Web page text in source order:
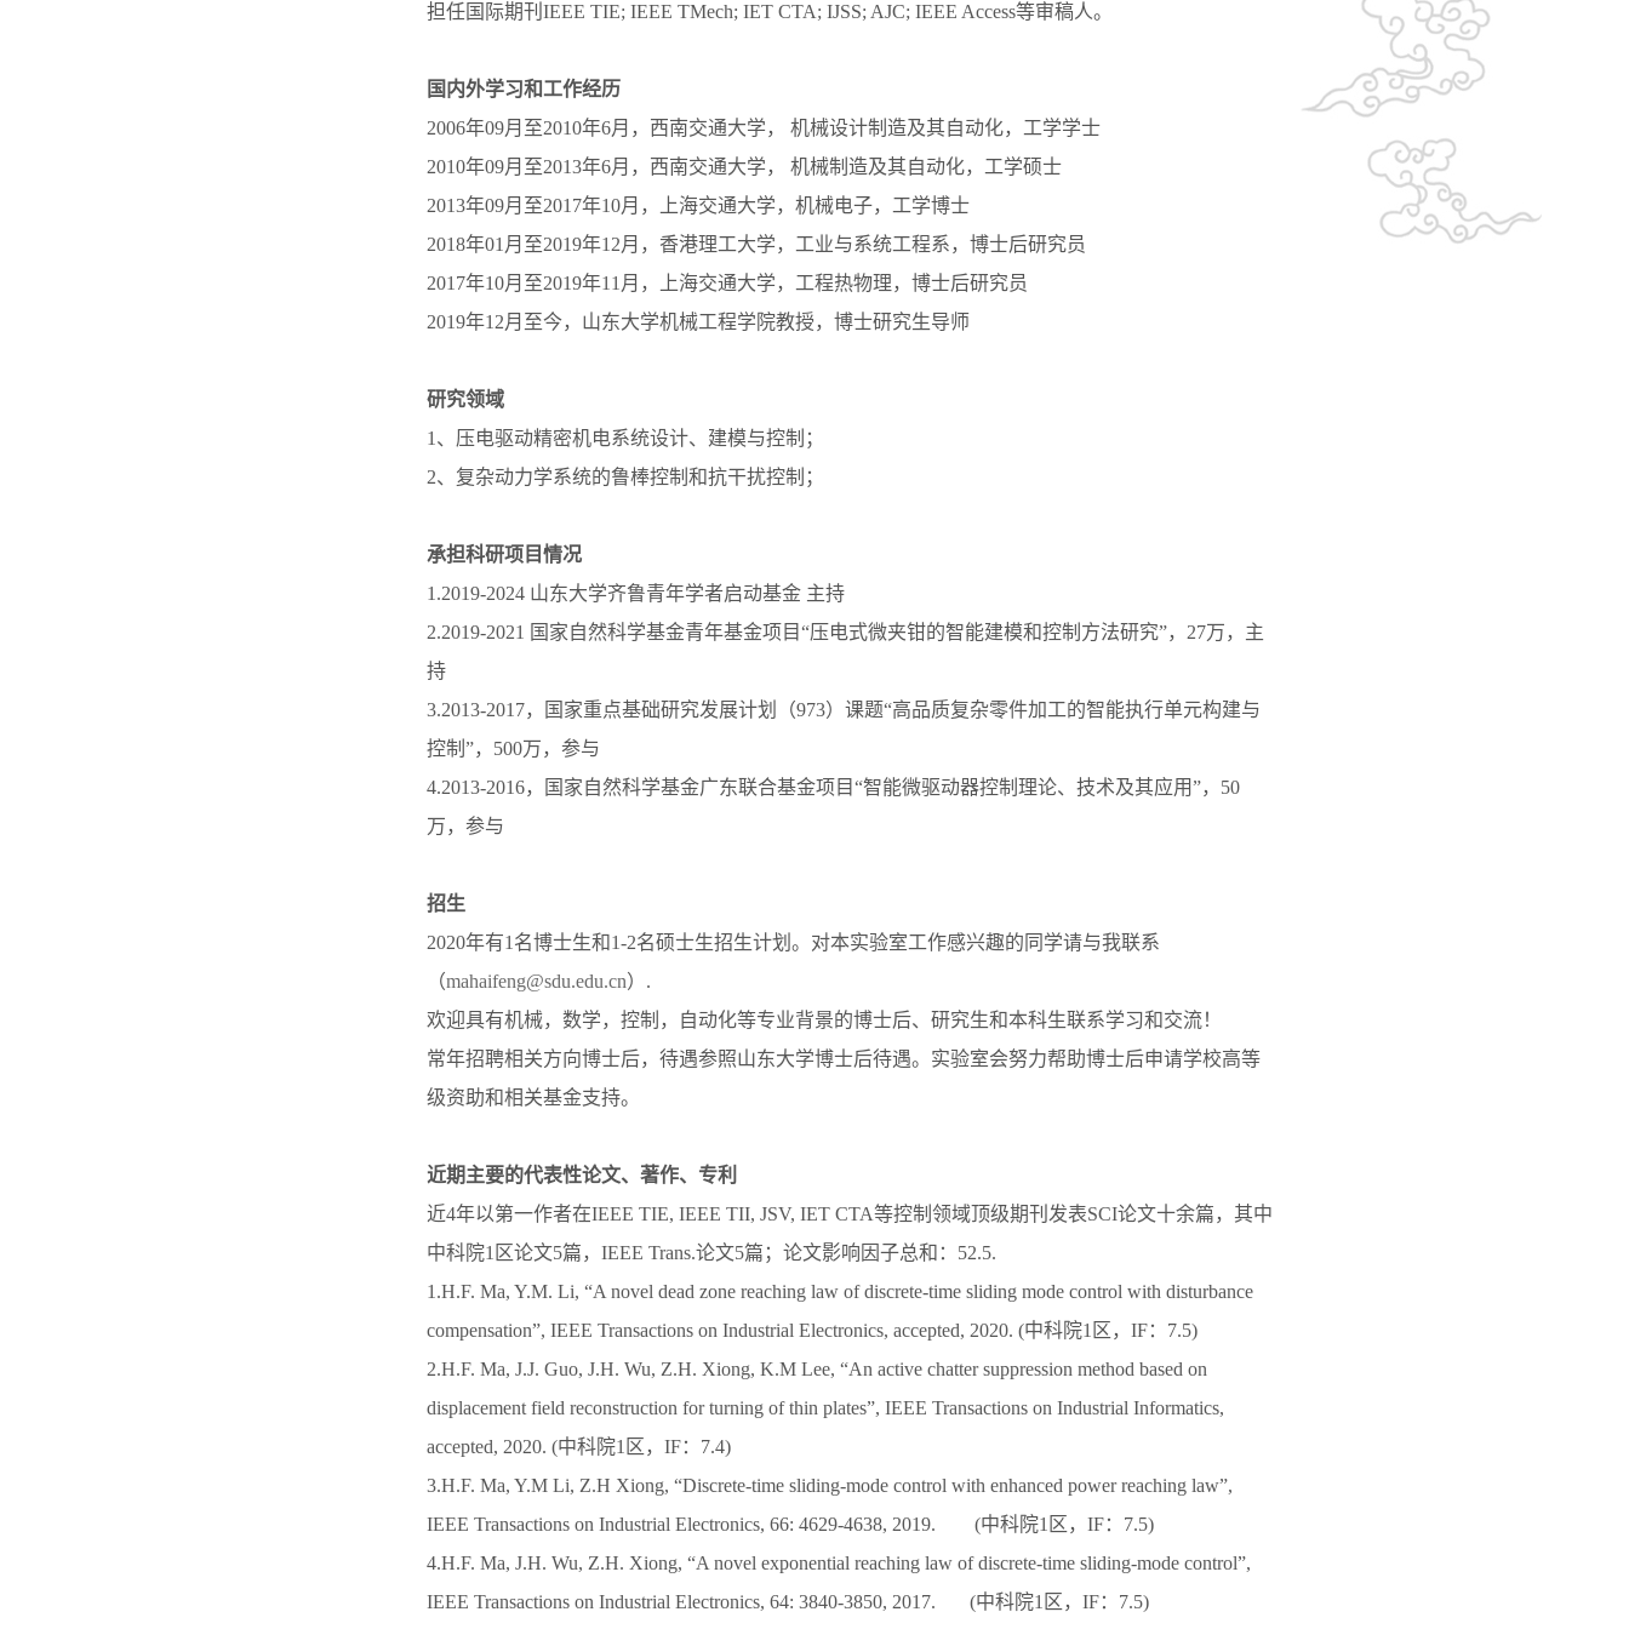
担任国际期刊IEEE TIE; IEEE TMech; IET CTA; IJSS; AJC; IEEE Access等审稿人。
国内外学习和工作经历
2006年09月至2010年6月，西南交通大学， 机械设计制造及其自动化，工学学士
2010年09月至2013年6月，西南交通大学， 机械制造及其自动化，工学硕士
2013年09月至2017年10月，上海交通大学，机械电子，工学博士
2018年01月至2019年12月，香港理工大学，工业与系统工程系，博士后研究员
2017年10月至2019年11月，上海交通大学，工程热物理，博士后研究员
2019年12月至今，山东大学机械工程学院教授，博士研究生导师
研究领域
1、压电驱动精密机电系统设计、建模与控制；
2、复杂动力学系统的鲁棒控制和抗干扰控制；
承担科研项目情况
1.2019-2024 山东大学齐鲁青年学者启动基金 主持
2.2019-2021 国家自然科学基金青年基金项目“压电式微夹钳的智能建模和控制方法研究”，27万，主
持
3.2013-2017，国家重点基础研究发展计划（973）课题“高品质复杂零件加工的智能执行单元构建与
控制”，500万，参与
4.2013-2016，国家自然科学基金广东联合基金项目“智能微驱动器控制理论、技术及其应用”，50
万，参与
招生
2020年有1名博士生和1-2名硕士生招生计划。对本实验室工作感兴趣的同学请与我联系
（mahaifeng@sdu.edu.cn）.
欢迎具有机械，数学，控制，自动化等专业背景的博士后、研究生和本科生联系学习和交流！
常年招聘相关方向博士后，待遇参照山东大学博士后待遇。实验室会努力帮助博士后申请学校高等
级资助和相关基金支持。
近期主要的代表性论文、著作、专利
近4年以第一作者在IEEE TIE, IEEE TII, JSV, IET CTA等控制领域顶级期刊发表SCI论文十余篇，其中
中科院1区论文5篇，IEEE Trans.论文5篇；论文影响因子总和：52.5.
1.H.F. Ma, Y.M. Li, “A novel dead zone reaching law of discrete-time sliding mode control with disturbance
compensation”, IEEE Transactions on Industrial Electronics, accepted, 2020. (中科院1区，IF：7.5)
2.H.F. Ma, J.J. Guo, J.H. Wu, Z.H. Xiong, K.M Lee, “An active chatter suppression method based on
displacement field reconstruction for turning of thin plates”, IEEE Transactions on Industrial Informatics,
accepted, 2020. (中科院1区，IF：7.4)
3.H.F. Ma, Y.M Li, Z.H Xiong, “Discrete-time sliding-mode control with enhanced power reaching law”,
IEEE Transactions on Industrial Electronics, 66: 4629-4638, 2019. (中科院1区，IF：7.5)
4.H.F. Ma, J.H. Wu, Z.H. Xiong, “A novel exponential reaching law of discrete-time sliding-mode control”,
IEEE Transactions on Industrial Electronics, 64: 3840-3850, 2017. (中科院1区，IF：7.5)